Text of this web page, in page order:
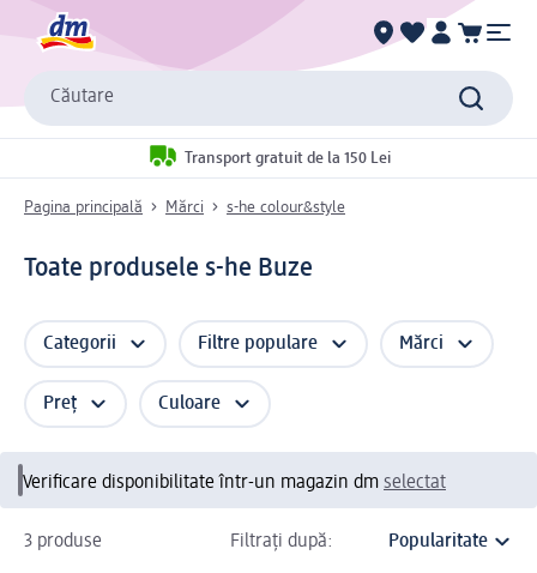
Căutare
Transport gratuit de la 150 Lei
Pagina principală Mărci s-he colour&style
Toate produsele s-he Buze
Categorii Filtre populare Mărci
Preț Culoare
Verificare disponibilitate într-un magazin dm selectat
3 produse Filtrați după: